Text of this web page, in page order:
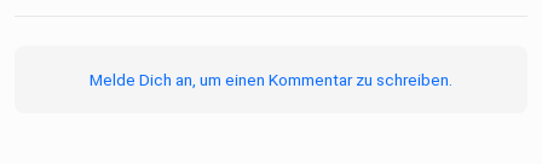
Melde Dich an, um einen Kommentar zu schreiben.